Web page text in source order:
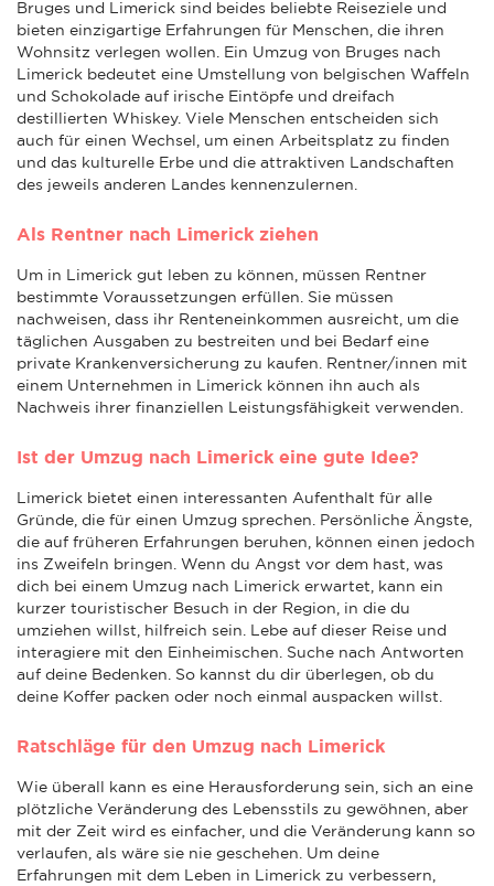
Bruges und Limerick sind beides beliebte Reiseziele und
bieten einzigartige Erfahrungen für Menschen, die ihren
Wohnsitz verlegen wollen. Ein Umzug von Bruges nach
Limerick bedeutet eine Umstellung von belgischen Waffeln
und Schokolade auf irische Eintöpfe und dreifach
destillierten Whiskey. Viele Menschen entscheiden sich
auch für einen Wechsel, um einen Arbeitsplatz zu finden
und das kulturelle Erbe und die attraktiven Landschaften
des jeweils anderen Landes kennenzulernen.
Als Rentner nach Limerick ziehen
Um in Limerick gut leben zu können, müssen Rentner
bestimmte Voraussetzungen erfüllen. Sie müssen
nachweisen, dass ihr Renteneinkommen ausreicht, um die
täglichen Ausgaben zu bestreiten und bei Bedarf eine
private Krankenversicherung zu kaufen. Rentner/innen mit
einem Unternehmen in Limerick können ihn auch als
Nachweis ihrer finanziellen Leistungsfähigkeit verwenden.
Ist der Umzug nach Limerick eine gute Idee?
Limerick bietet einen interessanten Aufenthalt für alle
Gründe, die für einen Umzug sprechen. Persönliche Ängste,
die auf früheren Erfahrungen beruhen, können einen jedoch
ins Zweifeln bringen. Wenn du Angst vor dem hast, was
dich bei einem Umzug nach Limerick erwartet, kann ein
kurzer touristischer Besuch in der Region, in die du
umziehen willst, hilfreich sein. Lebe auf dieser Reise und
interagiere mit den Einheimischen. Suche nach Antworten
auf deine Bedenken. So kannst du dir überlegen, ob du
deine Koffer packen oder noch einmal auspacken willst.
Ratschläge für den Umzug nach Limerick
Wie überall kann es eine Herausforderung sein, sich an eine
plötzliche Veränderung des Lebensstils zu gewöhnen, aber
mit der Zeit wird es einfacher, und die Veränderung kann so
verlaufen, als wäre sie nie geschehen. Um deine
Erfahrungen mit dem Leben in Limerick zu verbessern,